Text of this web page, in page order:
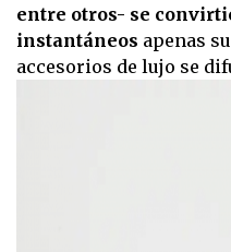
entre otros- se
instantáneos apenas
accesorios de lujo se